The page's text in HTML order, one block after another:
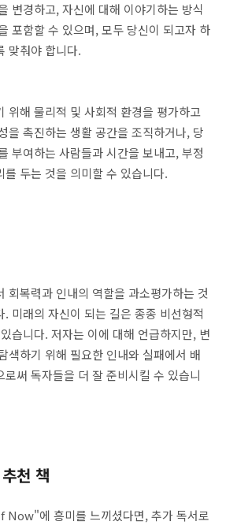
변경하고, 자신에 대해 이야기하는 방식
포함할 수 있으며, 모두 당신이 되고자 하
맞춰야 합니다.
위해 물리적 및 사회적 환경을 평가하고
을 촉진하는 생활 공간을 조직하거나, 당
부여하는 사람들과 시간을 보내고, 부정
두는 것을 의미할 수 있습니다.
회복력과 인내의 역할을 과소평가하는 것
미래의 자신이 되는 길은 종종 비선형적
습니다. 저자는 이에 대해 언급하지만, 변
색하기 위해 필요한 인내와 실패에서 배
써 독자들을 더 잘 준비시킬 수 있습니
천 책
에 흥미를 느끼셨다면, 추가 독서로